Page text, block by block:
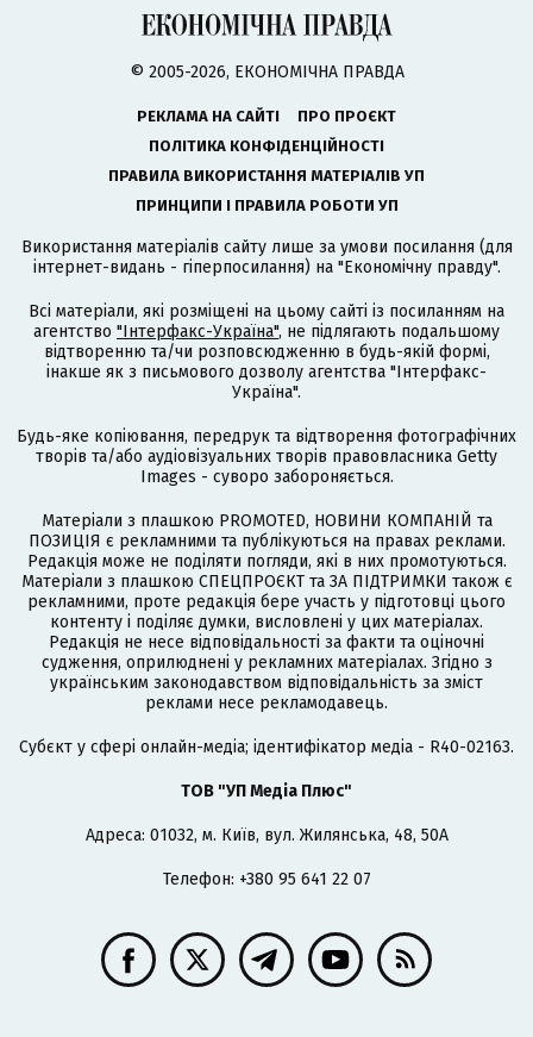
© 2005-2026, ЕКОНОМІЧНА ПРАВДА
РЕКЛАМА НА САЙТІ
ПРО ПРОЄКТ
ПОЛІТИКА КОНФІДЕНЦІЙНОСТІ
ПРАВИЛА ВИКОРИСТАННЯ МАТЕРІАЛІВ УП
ПРИНЦИПИ І ПРАВИЛА РОБОТИ УП
Використання матеріалів сайту лише за умови посилання (для
інтернет-видань - гіперпосилання) на "Економічну правду".
Всі матеріали, які розміщені на цьому сайті із посиланням на
агентство "Інтерфакс-Україна", не підлягають подальшому
відтворенню та/чи розповсюдженню в будь-якій формі,
інакше як з письмового дозволу агентства "Інтерфакс-
Україна".
Будь-яке копіювання, передрук та відтворення фотографічних
творів та/або аудіовізуальних творів правовласника Getty
Images - суворо забороняється.
Матеріали з плашкою PROMOTED, НОВИНИ КОМПАНІЙ та
ПОЗИЦІЯ є рекламними та публікуються на правах реклами.
Редакція може не поділяти погляди, які в них промотуються.
Матеріали з плашкою СПЕЦПРОЄКТ та ЗА ПІДТРИМКИ також є
рекламними, проте редакція бере участь у підготовці цього
контенту і поділяє думки, висловлені у цих матеріалах.
Редакція не несе відповідальності за факти та оціночні
судження, оприлюднені у рекламних матеріалах. Згідно з
українським законодавством відповідальність за зміст
реклами несе рекламодавець.
Cубєкт у сфері онлайн-медіа; ідентифікатор медіа - R40-02163.
ТОВ "УП Медіа Плюс"
Адреса: 01032, м. Київ, вул. Жилянська, 48, 50А
Телефон: +380 95 641 22 07